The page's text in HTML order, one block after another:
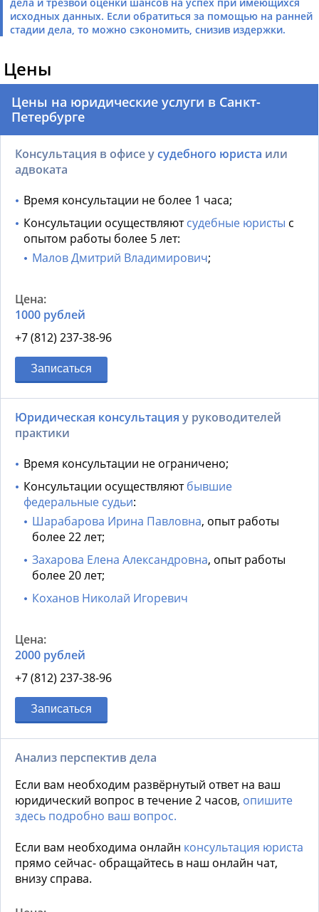
исходных данных. Если обратиться за помощью на ранней
стадии дела, то можно сэкономить, снизив издержки.
Цены
Цены на юридические услуги в Санкт-
Петербурге
Консультация в офисе усудебного юриста или
адвоката
Время консультации не более 1 часа;
Консультации осуществляютсудебные юристы с
опытом работы более 5 лет:
Малов Дмитрий Владимирович;
1000 рублей
+7 (812) 237-38-96
Записаться
Юридическая консультация у руководителей
практики
Время консультации не ограничено;
Консультации осуществляютбывшие
федеральные судьи:
Шарабарова Ирина Павловна, опыт работы
более 22 лет;
Захарова Елена Александровна, опыт работы
более 20 лет;
Коханов Николай Игоревич
2000 рублей
+7 (812) 237-38-96
Записаться
Анализ перспектив дела
Если вам необходим развёрнутый ответ на ваш
юридический вопрос в течение 2 часов, опишите
здесь подробно ваш вопрос.
Если вам необходима онлайн консультация юриста
прямо сейчас- обращайтесь в наш онлайн чат,
внизу справа.